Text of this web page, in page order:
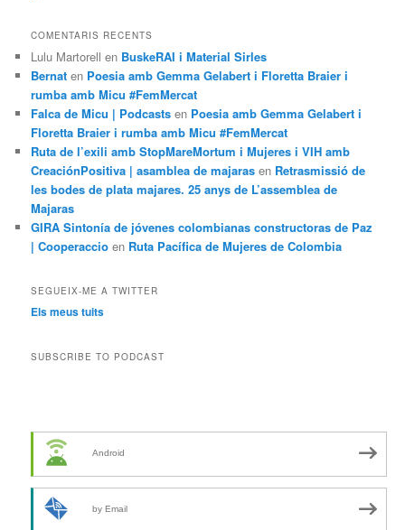
COMENTARIS RECENTS
Lulu Martorell en BuskeRAI i Material Sirles
Bernat en Poesia amb Gemma Gelabert i Floretta Braier i
rumba amb Micu #FemMercat
Falca de Micu | Podcasts en Poesia amb Gemma Gelabert i
Floretta Braier i rumba amb Micu #FemMercat
Ruta de l’exili amb StopMareMortum i Mujeres i VIH amb
CreaciónPositiva | asamblea de majaras en Retrasmissió de
les bodes de plata majares. 25 anys de L’assemblea de
Majaras
GIRA Sintonía de jóvenes colombianas constructoras de Paz
| Cooperaccio en Ruta Pacífica de Mujeres de Colombia
SEGUEIX-ME A TWITTER
Els meus tuits
SUBSCRIBE TO PODCAST
Android
by Email